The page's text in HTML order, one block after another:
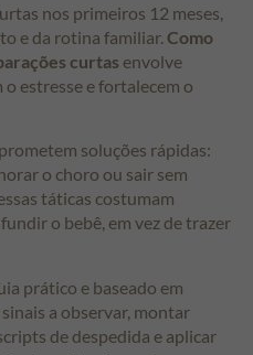
nos primeiros 12 meses,
e da rotina familiar.Como
curtas envolve
estresse e fortalecem o
soluções rápidas:
o choro ou sair sem
táticas costumam
o bebê, em vez de trazer
prático e baseado em
a observar, montar
de despedida e aplicar